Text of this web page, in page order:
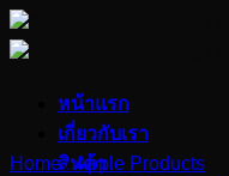
Skip
to
content
หน้าแรก
เกี่ยวกับเรา
สินค้า
Home / Apple Products